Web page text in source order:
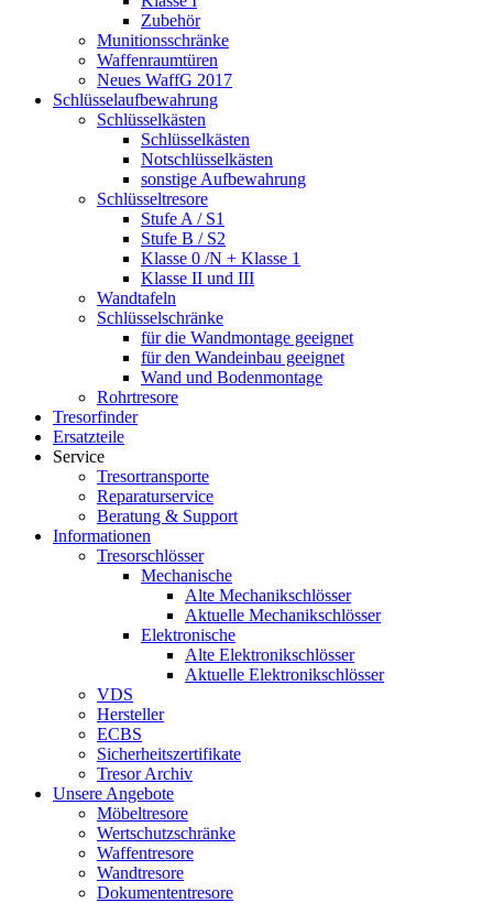
Zubehör
Munitionsschränke
Waffenraumtüren
Neues WaffG 2017
Schlüsselaufbewahrung
Schlüsselkästen
Schlüsselkästen
Notschlüsselkästen
sonstige Aufbewahrung
Schlüsseltresore
Stufe A / S1
Stufe B / S2
Klasse 0 /N + Klasse 1
Klasse II und III
Wandtafeln
Schlüsselschränke
für die Wandmontage geeignet
für den Wandeinbau geeignet
Wand und Bodenmontage
Rohrtresore
Tresorfinder
Ersatzteile
Service
Tresortransporte
Reparaturservice
Beratung & Support
Informationen
Tresorschlösser
Mechanische
Alte Mechanikschlösser
Aktuelle Mechanikschlösser
Elektronische
Alte Elektronikschlösser
Aktuelle Elektronikschlösser
VDS
Hersteller
ECBS
Sicherheitszertifikate
Tresor Archiv
Unsere Angebote
Möbeltresore
Wertschutzschränke
Waffentresore
Wandtresore
Dokumententresore